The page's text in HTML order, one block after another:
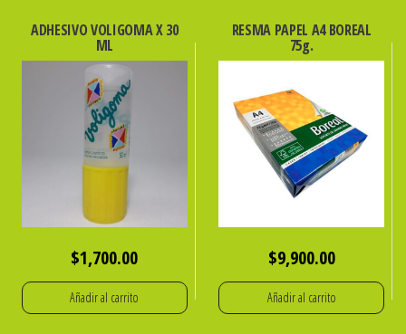
ADHESIVO VOLIGOMA X 30
ML
$1,700.00
Añadir al carrito
RESMA PAPEL A4 BOREAL
75g.
$9,900.00
Añadir al carrito